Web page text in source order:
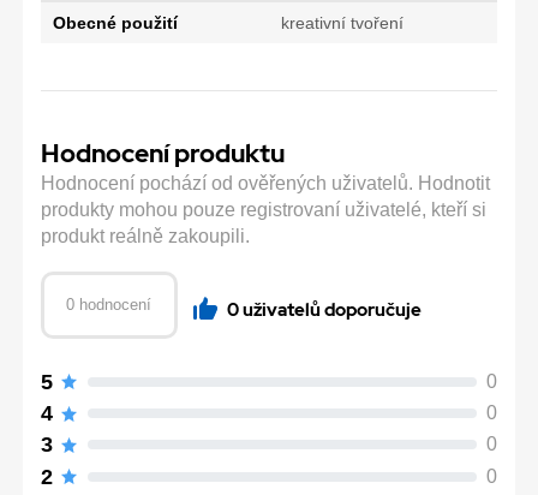
Obecné použití kreativní tvoření
Hodnocení produktu
Hodnocení pochází od ověřených uživatelů. Hodnotit
produkty mohou pouze registrovaní uživatelé, kteří si
produkt reálně zakoupili.
0 hodnocení 0 uživatelů doporučuje
5 0
4 0
3 0
2 0